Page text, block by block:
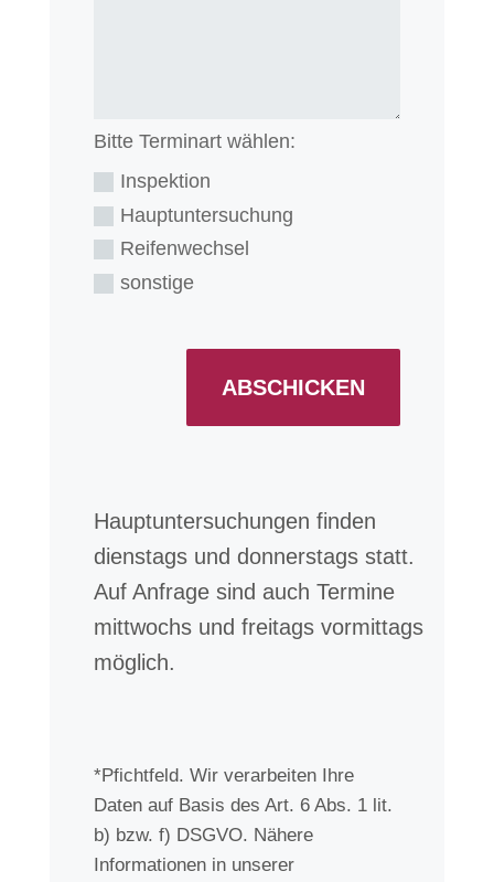
Bitte Terminart wählen:
Inspektion
Hauptuntersuchung
Reifenwechsel
sonstige
ABSCHICKEN
Hauptuntersuchungen finden
dienstags und donnerstags statt.
Auf Anfrage sind auch Termine
mittwochs und freitags vormittags
möglich.
*Pfichtfeld. Wir verarbeiten Ihre
Daten auf Basis des Art. 6 Abs. 1 lit.
b) bzw. f) DSGVO. Nähere
Informationen in unserer